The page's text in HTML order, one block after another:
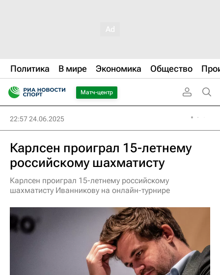
Политика В мире Экономика Общество
Матч-центр
22:57 24.06.2025
Карлсен проиграл 15-летнему
российскому шахматисту
Карлсен проиграл 15-летнему российскому
шахматисту Иванникову на онлайн-турнире